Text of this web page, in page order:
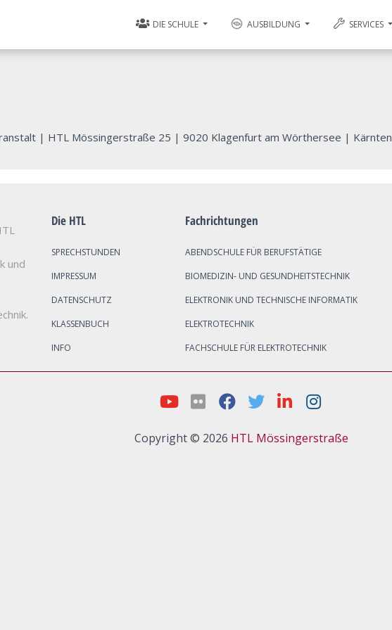
DIE SCHULE AUSBILDUNG SERVICES
| HTL Mössingerstraße 25 | 9020 Klagenfurt am Wörthersee | Kärnten
und
Die HTL
SPRECHSTUNDEN
IMPRESSUM
DATENSCHUTZ
KLASSENBUCH
INFO
Fachrichtungen
ABENDSCHULE FÜR BERUFSTÄTIGE
BIOMEDIZIN- UND GESUNDHEITSTECHNIK
ELEKTRONIK UND TECHNISCHE INFORMATIK
ELEKTROTECHNIK
FACHSCHULE FÜR ELEKTROTECHNIK
Copyright © 2026 HTL Mössingerstraße